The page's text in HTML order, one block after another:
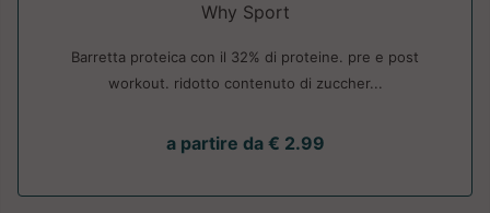
Why Sport
Barretta proteica con il 32% di proteine. pre e post
workout. ridotto contenuto di zuccher...
a partire da € 2.99